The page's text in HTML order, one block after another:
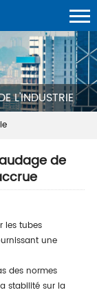
L'INDUSTRIE
de
une
stabilité sur la